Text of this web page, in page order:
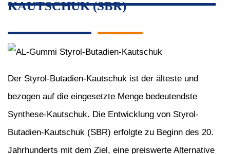
KAUTSCHUK (SBR)
Der Styrol-Butadien-Kautschuk ist der älteste und
bezogen auf die eingesetzte Menge bedeutendste
Synthese-Kautschuk. Die Entwicklung von Styrol-
Butadien-Kautschuk (SBR) erfolgte zu Beginn des 20.
Jahrhunderts mit dem Ziel, eine preiswerte Alternative